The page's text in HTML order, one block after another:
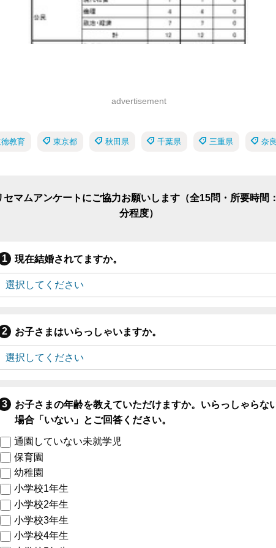
advertisement
教育 東京都 秋田県 千葉県 三重県 奈
セマムアンケートにご協力お願いします（全15問・所要時間
分程度）
現在結婚されてますか。
お子さまはいらっしゃいますか。
お子さまの年齢を教えていただけますか。いらっしゃらな
場合「いない」とご回答ください。
通園していない未就学児
保育園
幼稚園
小学校1年生
小学校2年生
小学校3年生
小学校4年生